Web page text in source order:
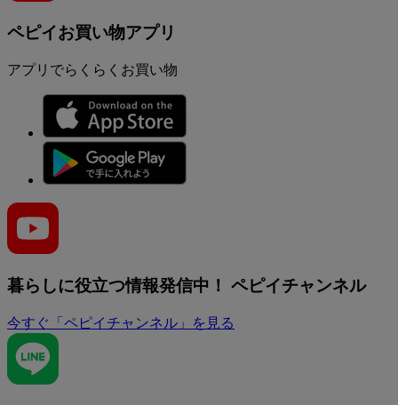
ペピイお買い物アプリ
アプリでらくらくお買い物
暮らしに役立つ情報発信中！ ペピイチャンネル
今すぐ「ペピイチャンネル」を見る